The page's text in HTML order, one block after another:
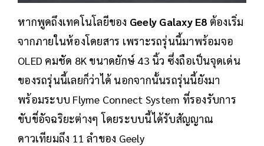
หากพูดถึงเทคโนโลยีของ Geely Galaxy E8 ต้องเริ่ม
จากภายในห้องโดยสาร เพราะรถรุ่นนี้มาพร้อมจอ
OLED คมชัด 8K ขนาดยักษ์ 43 นิ้ว ซึ่งถือเป็นจุดเด่น
ของรถรุ่นนี้เลยก็ว่าได้ นอกจากนั้นรถรุ่นนี้ยังมา
พร้อมระบบ Flyme Connect System ที่รองรับการ
ขับขี่อัจฉริยะต่างๆ โดยระบบนี้ได้รับสัญญาณ
ดาวเทียมถึง 11 ลำของ Geely